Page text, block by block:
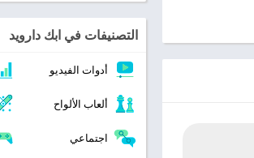
التصنيفات في ابك دارويد
أدوات الفيديو
ألعاب الألواح
اجتماعي